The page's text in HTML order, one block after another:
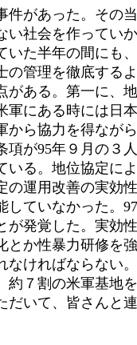
があった。その
社会を作ってい
た半年の間にも
管理を徹底する
ある。第一に、
にある時には日
ら協力を得なが
が95年９月の３
る。地位協定に
運用改善の実効
ていなかった。
発覚した。実効
か性暴力研修を
ければならない
７割の米軍基地
いて、皆さんと